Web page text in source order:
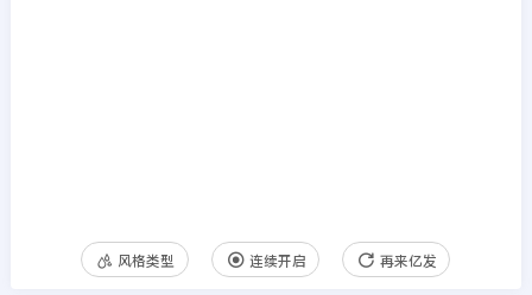
风格类型 连续开启 再来亿发